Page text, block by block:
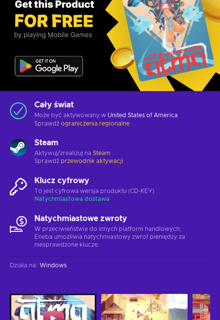
Cały świat
Może być aktywowany w United States of America
Sprawdź ograniczenia regionalne
Steam
Aktywuj/zrealizuj na Steam
Sprawdź przewodnik aktywacji
Klucz cyfrowy
To jest cyfrowa wersja produktu (CD-KEY)
Natychmiastowa dostawa
Natychmiastowe zwroty
W przeciwieństwie do innych platform handlowych,
Eneba umożliwia natychmiastowy zwrot pieniędzy za
niesprawdzone klucze.
Działa na: Windows